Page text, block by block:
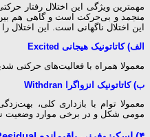
مهمترین ویژگی این اختلال رفتار
منجمد و بی‌حرکت است و گاهی هم
این اختلال ناگهانی است. این اختلال
الف) کاتاتونیک هیجانی Excited
معمولا همراه با فعالیت‌های حرکتی
ب) کاتاتونیک انزواگرا Withdran
معمولا توام با بازداری کلی،
مومی شکل و در برخی موارد وضعیت